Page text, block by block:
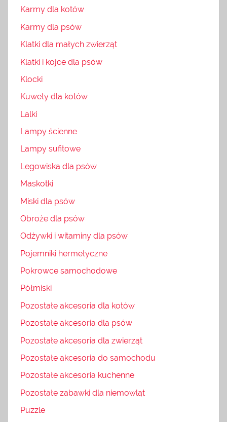
Karmy dla kotów
Karmy dla psów
Klatki dla małych zwierząt
Klatki i kojce dla psów
Klocki
Kuwety dla kotów
Lalki
Lampy ścienne
Lampy sufitowe
Legowiska dla psów
Maskotki
Miski dla psów
Obroże dla psów
Odżywki i witaminy dla psów
Pojemniki hermetyczne
Pokrowce samochodowe
Półmiski
Pozostałe akcesoria dla kotów
Pozostałe akcesoria dla psów
Pozostałe akcesoria dla zwierząt
Pozostałe akcesoria do samochodu
Pozostałe akcesoria kuchenne
Pozostałe zabawki dla niemowląt
Puzzle